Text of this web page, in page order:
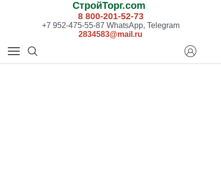
СтройТорг.com
8 800-201-52-73
+7 952-475-55-87 WhatsApp, Telegram
2834583@mail.ru